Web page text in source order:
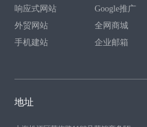
响应式网站
外贸网站
手机建站
Google推广
全网商城
企业邮箱
地址